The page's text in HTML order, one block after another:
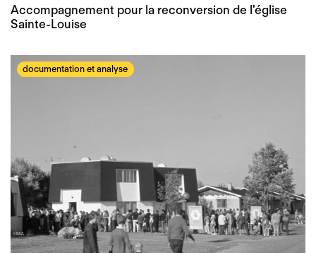
Accompagnement pour la reconversion de l'église
Sainte-Louise
documentation et analyse